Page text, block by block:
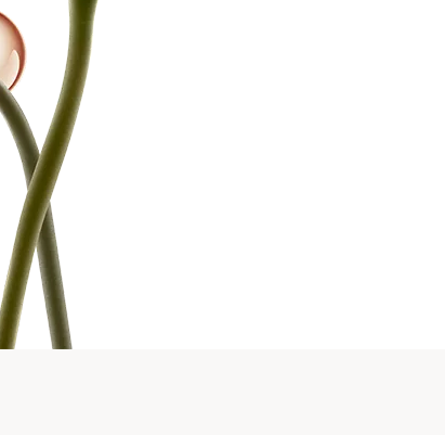
produkcję
wygładzając
skórę.
z kwiatów hibiskusa, bogate w kwasy
kwas pirogronowy, złuszczają
odnowę skóry, zapewniając
jej udoskonalony efekt.